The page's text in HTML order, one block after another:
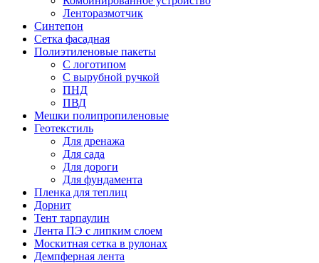
Ленторазмотчик
Синтепон
Сетка фасадная
Полиэтиленовые пакеты
С логотипом
С вырубной ручкой
ПНД
ПВД
Мешки полипропиленовые
Геотекстиль
Для дренажа
Для сада
Для дороги
Для фундамента
Пленка для теплиц
Дорнит
Тент тарпаулин
Лента ПЭ с липким слоем
Москитная сетка в рулонах
Демпферная лента